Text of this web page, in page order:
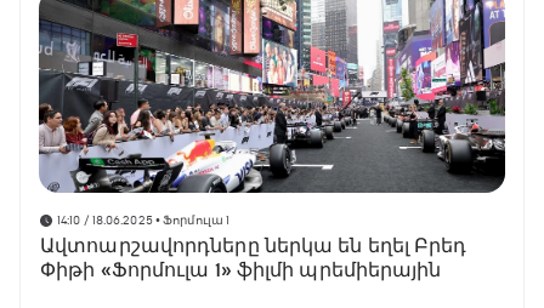
14:10 / 18.06.2025• Ֆորմուլա 1
Ավտոարշավորդները ներկա են եղել Բրեդ
Փիթի «Ֆորմուլա 1» ֆիլմի պրեմիերային